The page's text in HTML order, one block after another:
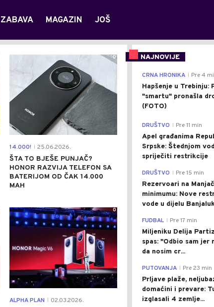
ZABAVA MAGAZIN JOŠ
14.000! 25.06.2026.
ŠTA TO BJEŠE PUNJAČ?
HONOR RAZVIJA TELEFON SA
BATERIJOM OD ČAK 14.000
MAH
0
ALPHA PLAN 02.03.2026.
0
NAJNOVIJE
CRNA HRONIKA Pre 4
Hapšenje u Trebinju:
"smartu" pronašla
(FOTO)
DRUŠTVO Pre 11 min
Apel građanima
Srpske: Štednjom
spriječiti restrikcije
DRUŠTVO Pre 15 min
Rezervoari na
minimumu: Nove
vode u dijelu
FUDBAL Pre 17 min
Miljeniku Delija
spas: "Odbio sam jer
da nosim cr...
PUTOVANJA Pre 23 min
Prljave plaže,
domaćini i prevare:
izglasali 4 zemlje...